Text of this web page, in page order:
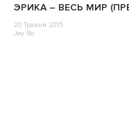
ЭРИКА – ВЕСЬ МИР
20 Травня 2015
Jey Ro